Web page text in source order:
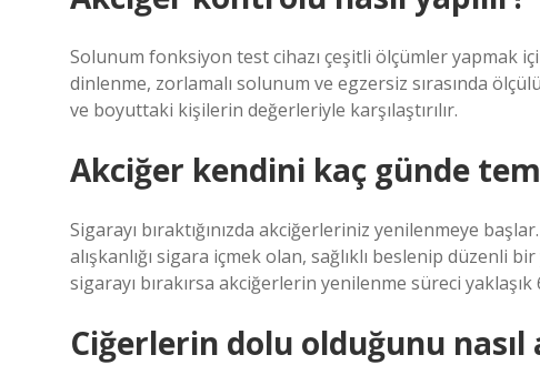
Solunum fonksiyon test cihazı çeşitli ölçümler yapmak
dinlenme, zorlamalı solunum ve egzersiz sırasında
ve boyuttaki kişilerin değerleriyle karşılaştırılır.
Akciğer kendini kaç günde
Sigarayı bıraktığınızda akciğerleriniz yenilenmeye
alışkanlığı sigara içmek olan, sağlıklı beslenip düzenli
sigarayı bırakırsa akciğerlerin yenilenme süreci yaklaşık
Ciğerlerin dolu olduğunu nasıl